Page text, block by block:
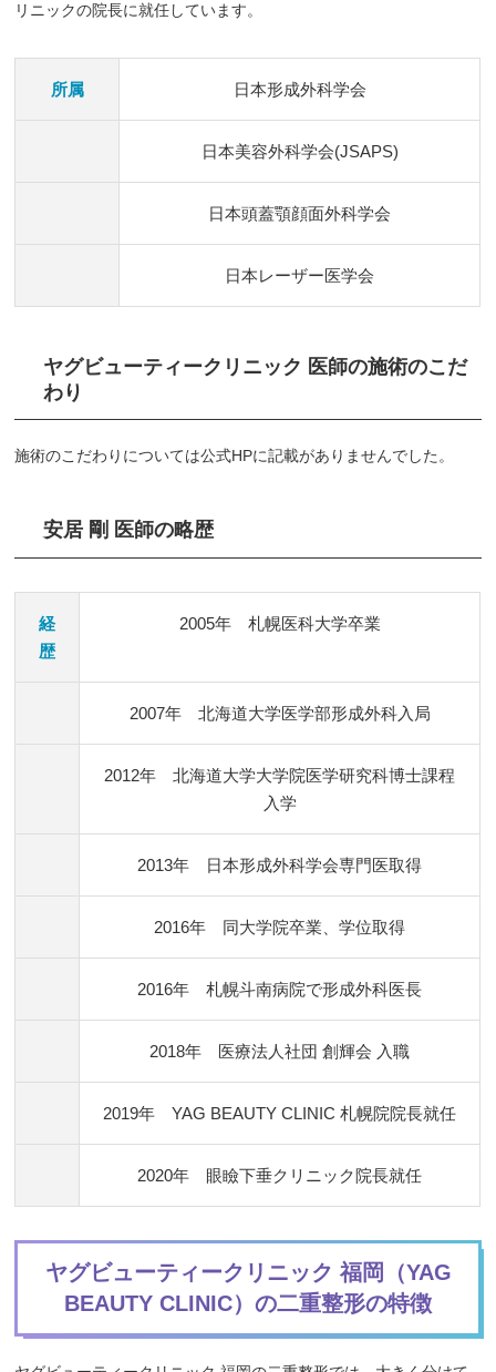
リニックの院長に就任しています。
所属 日本形成外科学会
日本美容外科学会(JSAPS)
日本頭蓋顎顔面外科学会
日本レーザー医学会
ヤグビューティークリニック 医師の施術のこだ
わり
施術のこだわりについては公式HPに記載がありませんでした。
安居 剛 医師の略歴
経
歴
2005年 札幌医科大学卒業
2007年 北海道大学医学部形成外科入局
2012年 北海道大学大学院医学研究科博士課程
入学
2013年 日本形成外科学会専門医取得
2016年 同大学院卒業、学位取得
2016年 札幌斗南病院で形成外科医長
2018年 医療法人社団 創輝会 入職
2019年 YAG BEAUTY CLINIC 札幌院院長就任
2020年 眼瞼下垂クリニック院長就任
ヤグビューティークリニック 福岡（YAG
BEAUTY CLINIC）の二重整形の特徴